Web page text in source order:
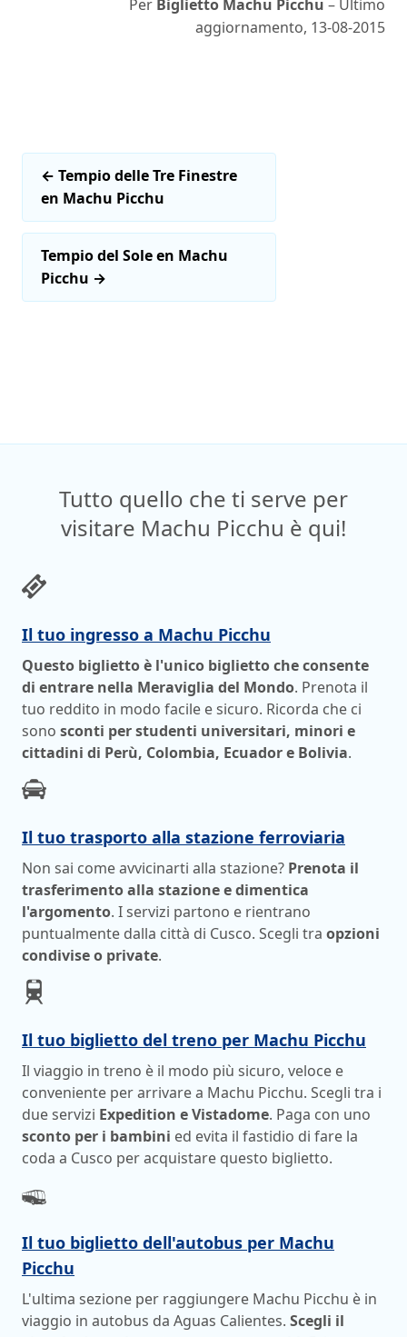
Per Biglietto Machu Picchu – Ultimo
aggiornamento, 13-08-2015
← Tempio delle Tre Finestre
en Machu Picchu
Tempio del Sole en Machu
Picchu →
Tutto quello che ti serve per
visitare Machu Picchu è qui!
Il tuo ingresso a Machu Picchu
Questo biglietto è l'unico biglietto che consente
di entrare nella Meraviglia del Mondo. Prenota il
tuo reddito in modo facile e sicuro. Ricorda che ci
sono sconti per studenti universitari, minori e
cittadini di Perù, Colombia, Ecuador e Bolivia.
Il tuo trasporto alla stazione ferroviaria
Non sai come avvicinarti alla stazione? Prenota il
trasferimento alla stazione e dimentica
l'argomento. I servizi partono e rientrano
puntualmente dalla città di Cusco. Scegli tra opzioni
condivise o private.
Il tuo biglietto del treno per Machu Picchu
Il viaggio in treno è il modo più sicuro, veloce e
conveniente per arrivare a Machu Picchu. Scegli tra i
due servizi Expedition e Vistadome. Paga con uno
sconto per i bambini ed evita il fastidio di fare la
coda a Cusco per acquistare questo biglietto.
Il tuo biglietto dell'autobus per Machu
Picchu
L'ultima sezione per raggiungere Machu Picchu è in
viaggio in autobus da Aguas Calientes. Scegli il